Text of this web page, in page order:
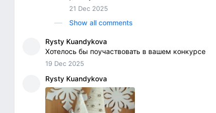
21 Dec 2025
Show all comments
Rysty Kuandykova
Хотелось бы поучаствовать в вашем конкурсе
19 Dec 2025
Rysty Kuandykova